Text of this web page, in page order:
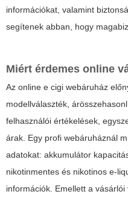
információkat, valamint
segítenek abban, hogy
Miért érdemes online
Az online e cigi webáruház
modellválaszték,
felhasználói értékelések,
árak. Egy profi webáruháznál
adatokat: akkumulátor
nikotinmentes és nikotinos e-
információk. Emellett a